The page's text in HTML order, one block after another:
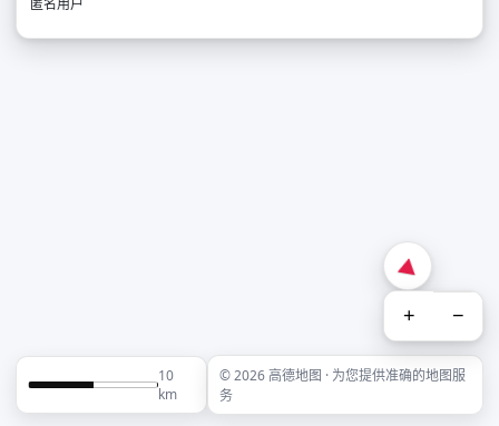
匿名用户
+ −
10
km
© 2026 高德地图 · 为您提供准确的地图服
务